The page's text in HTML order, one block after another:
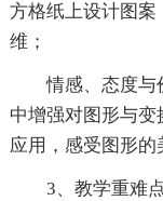
方格纸上设计图案
维；
情感、态度与
中增强对图形与
应用，感受图形的
3、教学重难点